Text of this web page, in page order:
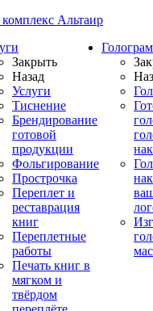
Закрыть
Назад
Услуги
Тиснение
Брендирование
готовой
продукции
Фольгирование
Прострочка
Переплет и
реставрация
книг
Переплетные
работы
Печать книг в
мягком и
твёрдом